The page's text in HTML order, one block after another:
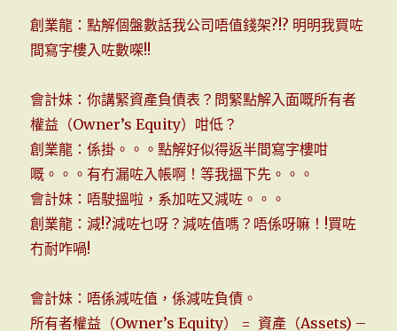
創業龍：點解個盤數話我公司唔值錢架?!? 明明我買咗
間寫字樓入咗數㗎!!
會計妹：你講緊資產負債表？問緊點解入面嘅所有者
權益（Owner’s Equity）咁低？
創業龍：係掛。。。點解好似得返半間寫字樓咁
嘅。。。有冇漏咗入帳啊！等我搵下先。。。
會計妹：唔駛搵啦，系加咗又減咗。。。
創業龍：減!?減咗乜呀？減咗值嗎？唔係呀嘛！!買咗
冇耐咋喎!
會計妹：唔係減咗值，係減咗負債。
所有者權益（Owner’s Equity） = 資產（Assets) –